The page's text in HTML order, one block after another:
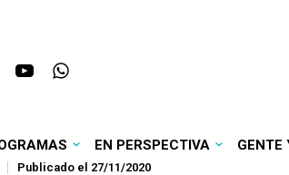
EN PERSPECTIVA GENTE
Publicado el 27/11/2020